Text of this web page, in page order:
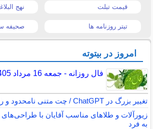
قیمت تبلت نهج
تیتر روزنامه ها صحیفه
امروز در بیتوته
فال روزانه - جمعه 16 مرداد 1405
تغییر بزرگ در ChatGPT / چت متنی نامحدود و رایگان
زیورآلات و طلاهای مناسب آقایان با
به فرد